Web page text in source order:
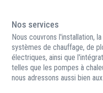
Nos services
Nous couvrons l'installation,
systèmes de chauffage, de
électriques, ainsi que
telles que les pompes à
nous adressons aussi bien